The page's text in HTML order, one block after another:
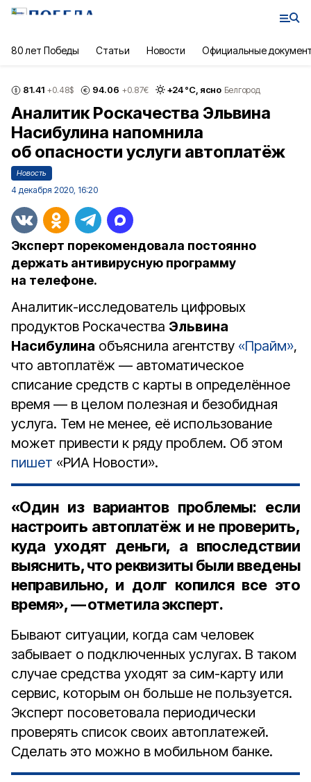
80 лет Победы Статьи Новости Официальные
81.41 +0.48$ 94.06 +0.87€ +24°С, ясно Белгород
Аналитик Роскачества Эльвина
Насибулина напомнила
об опасности услуги автоплатёж
Новость
4 декабря 2020, 16:20
Эксперт порекомендовала постоянно
держать антивирусную программу
на телефоне.
Аналитик-исследователь цифровых
продуктов Роскачества Эльвина
Насибулина объяснила агентству «Прайм»,
что автоплатёж — автоматическое
списание средств с карты в определённое
время — в целом полезная и безобидная
услуга. Тем не менее, её использование
может привести к ряду проблем. Об этом
пишет «РИА Новости».
«Один из вариантов проблемы: если
настроить автоплатёж и не проверить,
куда уходят деньги, а впоследствии
выяснить, что реквизиты были введены
неправильно, и долг копился все это
время», — отметила эксперт.
Бывают ситуации, когда сам человек
забывает о подключенных услугах. В таком
случае средства уходят за сим-карту или
сервис, которым он больше не пользуется.
Эксперт посоветовала периодически
проверять список своих автоплатежей.
Сделать это можно в мобильном банке.